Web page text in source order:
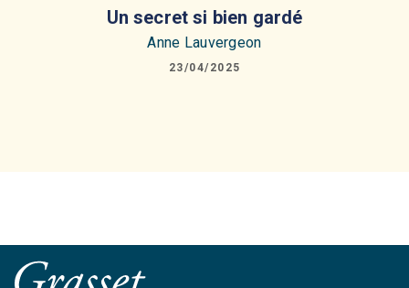
Un secret si bien gardé
Anne Lauvergeon
23/04/2025